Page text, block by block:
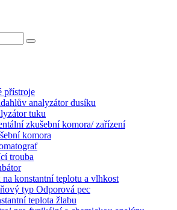
přístroje
analyzátor dusíku
tuku
zkušební komora/ zařízení
komora
trouba
konstantní teplotu a vlhkost
typ Odporová pec
teplota žlabu